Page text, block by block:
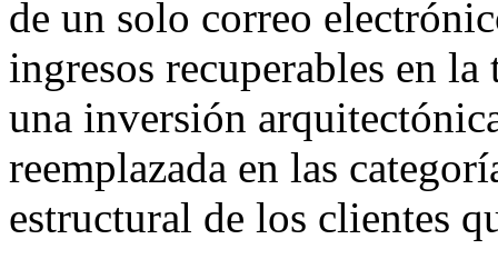
de un solo correo
ingresos recuperables en
una inversión
reemplazada en las
estructural de los clientes